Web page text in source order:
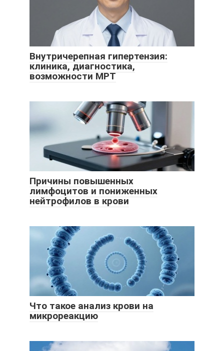
Внутричерепная гипертензия:
клиника, диагностика,
возможности МРТ
Причины повышенных
лимфоцитов и пониженных
нейтрофилов в крови
Что такое анализ крови на
микрореакцию